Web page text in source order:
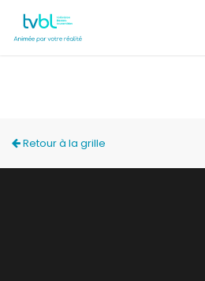
Retour à la grille